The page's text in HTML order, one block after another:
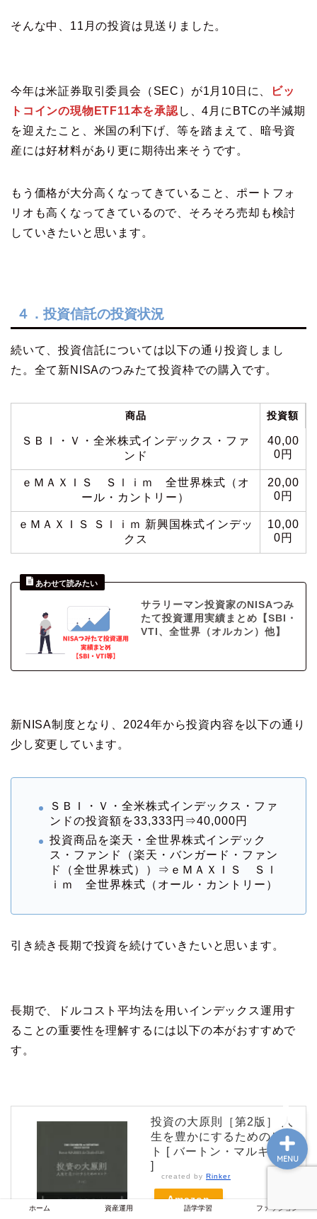
そんな中、11月の投資は見送りました。
今年は米証券取引委員会（SEC）が1月10日に、
ビッ
トコインの現物ETF11本を承認 し、4月にBTCの半減期
を迎えたこと、米国の利下げ、等を踏まえて、暗号資
産には好材料があり更に期待出来そうです。
もう価格が大分高くなってきていること、ポートフォ
リオも高くなってきているので、そろそろ売却も検討
していきたいと思います。
４．投資信託の投資状況
続いて、投資信託については以下の通り投資しまし
た。全て新NISAのつみたて投資枠での購入です。
商品 投資額
ＳＢＩ・Ｖ・全米株式インデックス・ファ
ンド
40,00
0円
ｅＭＡＸＩＳ Ｓｌｉｍ 全世界株式（オ
ール・カントリー）
20,00
0円
ｅＭＡＸＩＳ Ｓｌｉｍ 新興国株式インデッ
クス
10,00
0円
サラリーマン投資家のNISAつみ
たて投資運用実績まとめ【SBI・
VTI、全世界（オルカン）他】
新NISA制度となり、2024年から投資内容を以下の通り
少し変更しています。
ＳＢＩ・Ｖ・全米株式インデックス・ファ
ンドの投資額を33,333円⇒40,000円
投資商品を楽天・全世界株式インデック
ス・ファンド（楽天・バンガード・ファン
ド（全世界株式））⇒ｅＭＡＸＩＳ Ｓｌ
ｉｍ 全世界株式（オール・カントリー）
引き続き長期で投資を続けていきたいと思います。
長期で、ドルコスト平均法を用いインデックス運用す
ることの重要性を理解するには以下の本がおすすめで
す。
投資の大原則［第2版］ 人
生を豊かにするためのヒン
ト [ バートン・マルキール
]
created by Rinker
Amazon
ホーム 資産運用 語学学習 ファッション
MENU
語学学習